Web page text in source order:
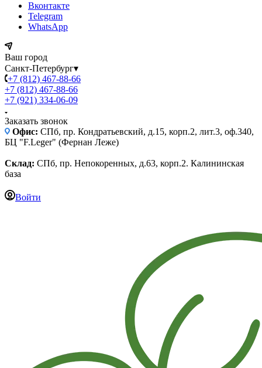
Вконтакте
Telegram
WhatsApp
Ваш город
Санкт-Петербург▾
+7 (812) 467-88-66
+7 (812) 467-88-66
+7 (921) 334-06-09
Заказать звонок
Офис: СПб, пр. Кондратьевский, д.15, корп.2, лит.3, оф.340,
БЦ "F.Leger" (Фернан Леже)
Склад: СПб, пр. Непокоренных, д.63, корп.2. Калининская
база
Войти